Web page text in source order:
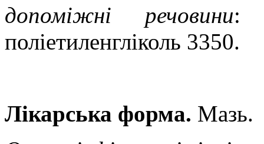
допоміжні речовини:
поліетиленгліколь 3350.
Лікарська форма. Мазь.